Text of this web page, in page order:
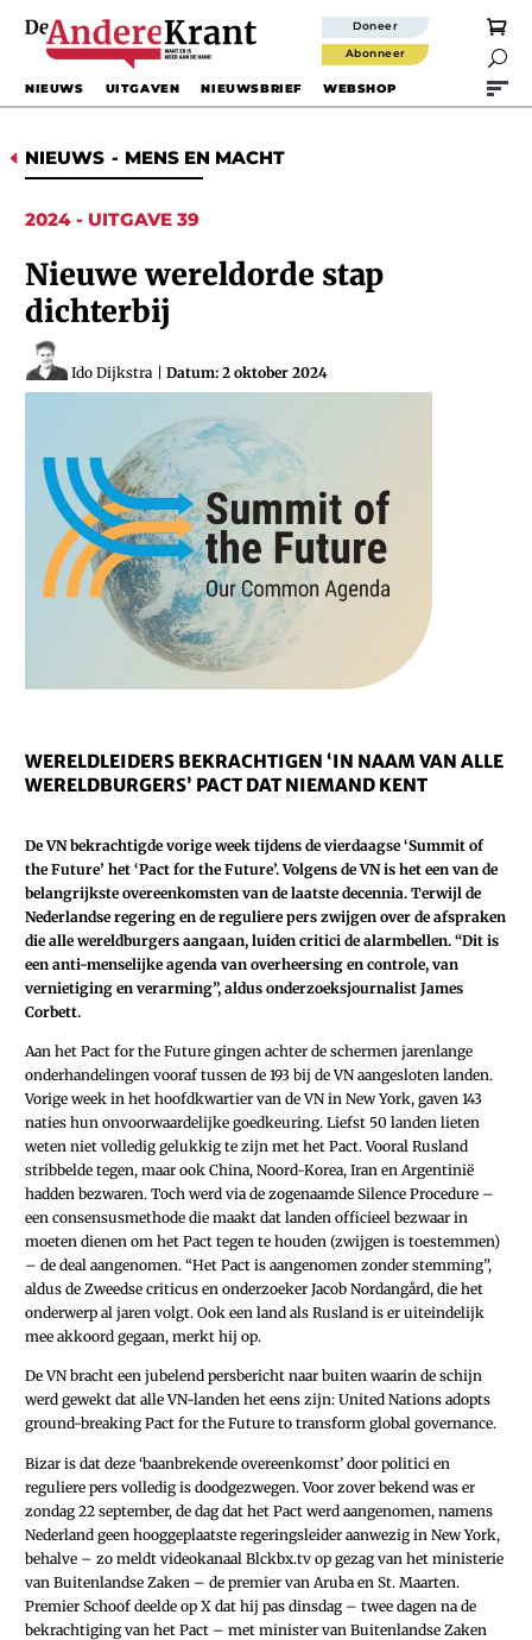
Doneer
Abonneer 
NIEUWS UITGAVEN NIEUWSBRIEF WEBSHOP
D NIEUWS - MENS EN MACHT
2024 - UITGAVE 39
Nieuwe wereldorde stap
dichterbij
Ido Dijkstra Datum: 2 oktober 2024
WERELDLEIDERS BEKRACHTIGEN ‘IN NAAM VAN ALLE
WERELDBURGERS’ PACT DAT NIEMAND KENT
De VN bekrachtigde vorige week tijdens de vierdaagse ‘Summit of
the Future’ het ‘Pact for the Future’. Volgens de VN is het een van de
belangrijkste overeenkomsten van de laatste decennia. Terwijl de
Nederlandse regering en de reguliere pers zwijgen over de afspraken
die alle wereldburgers aangaan, luiden critici de alarmbellen. “Dit is
een anti-menselijke agenda van overheersing en controle, van
vernietiging en verarming”, aldus onderzoeksjournalist James
Corbett.
Aan het Pact for the Future gingen achter de schermen jarenlange
onderhandelingen vooraf tussen de 193 bij de VN aangesloten landen.
Vorige week in het hoofdkwartier van de VN in New York, gaven 143
naties hun onvoorwaardelijke goedkeuring. Liefst 50 landen lieten
weten niet volledig gelukkig te zijn met het Pact. Vooral Rusland
stribbelde tegen, maar ook China, Noord-Korea, Iran en Argentinië
hadden bezwaren. Toch werd via de zogenaamde Silence Procedure –
een consensusmethode die maakt dat landen officieel bezwaar in
moeten dienen om het Pact tegen te houden (zwijgen is toestemmen)
– de deal aangenomen. “Het Pact is aangenomen zonder stemming”,
aldus de Zweedse criticus en onderzoeker Jacob Nordangård, die het
onderwerp al jaren volgt. Ook een land als Rusland is er uiteindelijk
mee akkoord gegaan, merkt hij op.
De VN bracht een jubelend persbericht naar buiten waarin de schijn
werd gewekt dat alle VN-landen het eens zijn: United Nations adopts
ground-breaking Pact for the Future to transform global governance.
Bizar is dat deze ‘baanbrekende overeenkomst’ door politici en
reguliere pers volledig is doodgezwegen. Voor zover bekend was er
zondag 22 september, de dag dat het Pact werd aangenomen, namens
Nederland geen hooggeplaatste regeringsleider aanwezig in New York,
behalve – zo meldt videokanaal Blckbx.tv op gezag van het ministerie
van Buitenlandse Zaken – de premier van Aruba en St. Maarten.
Premier Schoof deelde op X dat hij pas dinsdag – twee dagen na de
bekrachtiging van het Pact – met minister van Buitenlandse Zaken